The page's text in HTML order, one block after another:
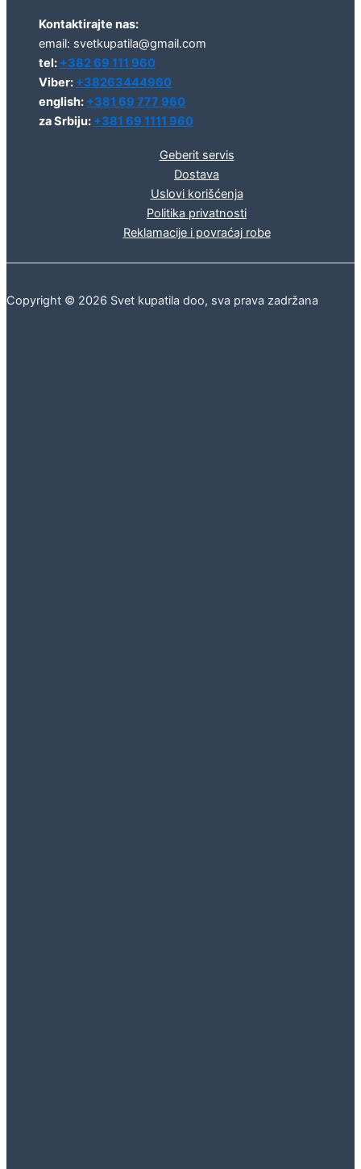
Kontaktirajte nas:
email: svetkupatila@gmail.com
tel: +382 69 111 960
Viber: +38263444960
english: +381 69 777 960
za Srbiju: +381 69 1111 960
Geberit servis
Dostava
Uslovi korišćenja
Politika privatnosti
Reklamacije i povraćaj robe
Copyright © 2026 Svet kupatila doo, sva prava zadržana